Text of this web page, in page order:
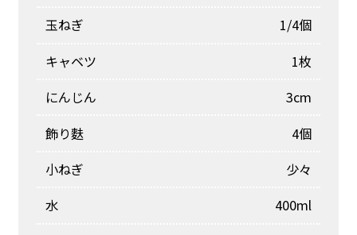
玉ねぎ
1/4個
キャベツ
1枚
にんじん
3cm
飾り麩
4個
小ねぎ
少々
水
400ml